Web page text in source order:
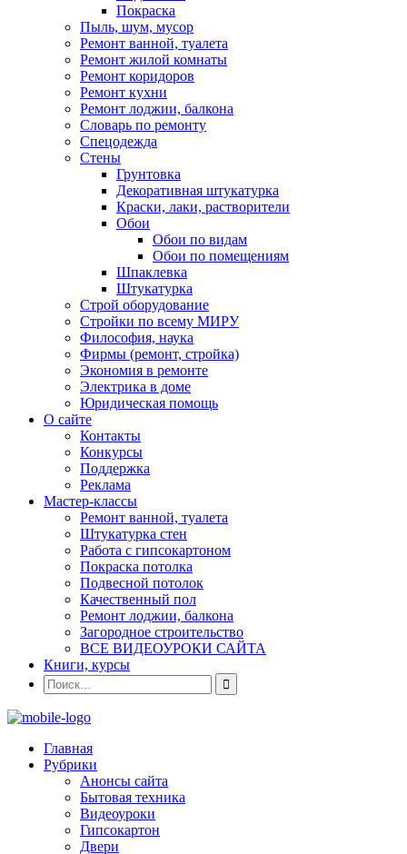
Покраска
Пыль, шум, мусор
Ремонт ванной, туалета
Ремонт жилой комнаты
Ремонт коридоров
Ремонт кухни
Ремонт лоджии, балкона
Словарь по ремонту
Спецодежда
Стены
Грунтовка
Декоративная штукатурка
Краски, лаки, растворители
Обои
Обои по видам
Обои по помещениям
Шпаклевка
Штукатурка
Строй оборудование
Стройки по всему МИРУ
Философия, наука
Фирмы (ремонт, стройка)
Экономия в ремонте
Электрика в доме
Юридическая помощь
О сайте
Контакты
Конкурсы
Поддержка
Реклама
Мастер-классы
Ремонт ванной, туалета
Штукатурка стен
Работа с гипсокартоном
Покраска потолка
Подвесной потолок
Качественный пол
Ремонт лоджии, балкона
Загородное строительство
ВСЕ ВИДЕОУРОКИ САЙТА
Книги, курсы
Главная
Рубрики
Анонсы сайта
Бытовая техника
Видеоуроки
Гипсокартон
Двери